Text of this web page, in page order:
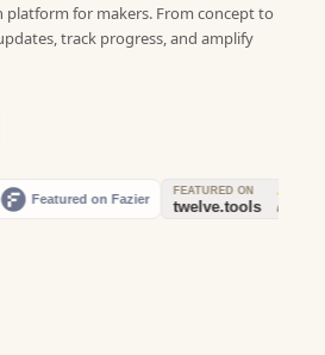
platform for makers. From concept to
track progress, and amplify